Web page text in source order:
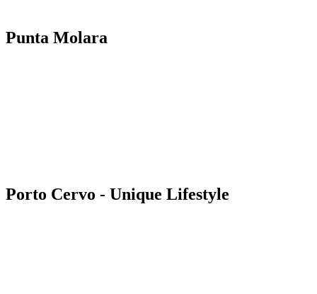
Punta Molara
Porto Cervo - Unique Lifestyle